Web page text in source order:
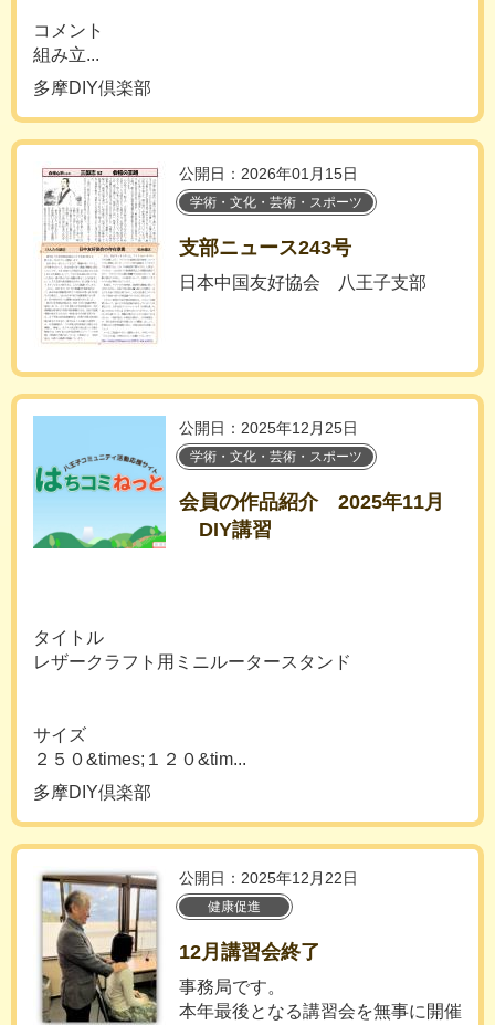
コメント
組み立...
多摩DIY倶楽部
公開日：2026年01月15日
学術・文化・芸術・スポーツ
支部ニュース243号
日本中国友好協会 八王子支部
公開日：2025年12月25日
学術・文化・芸術・スポーツ
会員の作品紹介 2025年11月
DIY講習
タイトル
レザークラフト用ミニルータースタンド
サイズ
２５０&times;１２０&tim...
多摩DIY倶楽部
公開日：2025年12月22日
健康促進
12月講習会終了
事務局です。
本年最後となる講習会を無事に開催